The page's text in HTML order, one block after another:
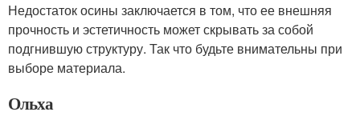
Недостаток осины заключается в том, что ее внешняя
прочность и эстетичность может скрывать за собой
подгнившую структуру. Так что будьте внимательны при
выборе материала.
Ольха